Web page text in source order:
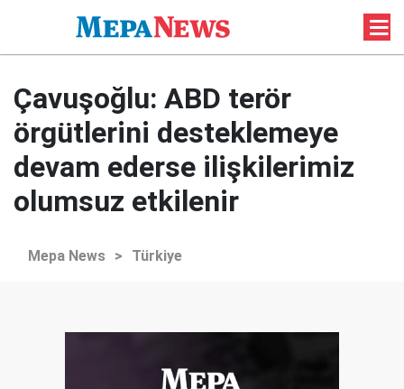
Çavuşoğlu: ABD terör
örgütlerini desteklemeye
devam ederse ilişkilerimiz
olumsuz etkilenir
Mepa News > Türkiye